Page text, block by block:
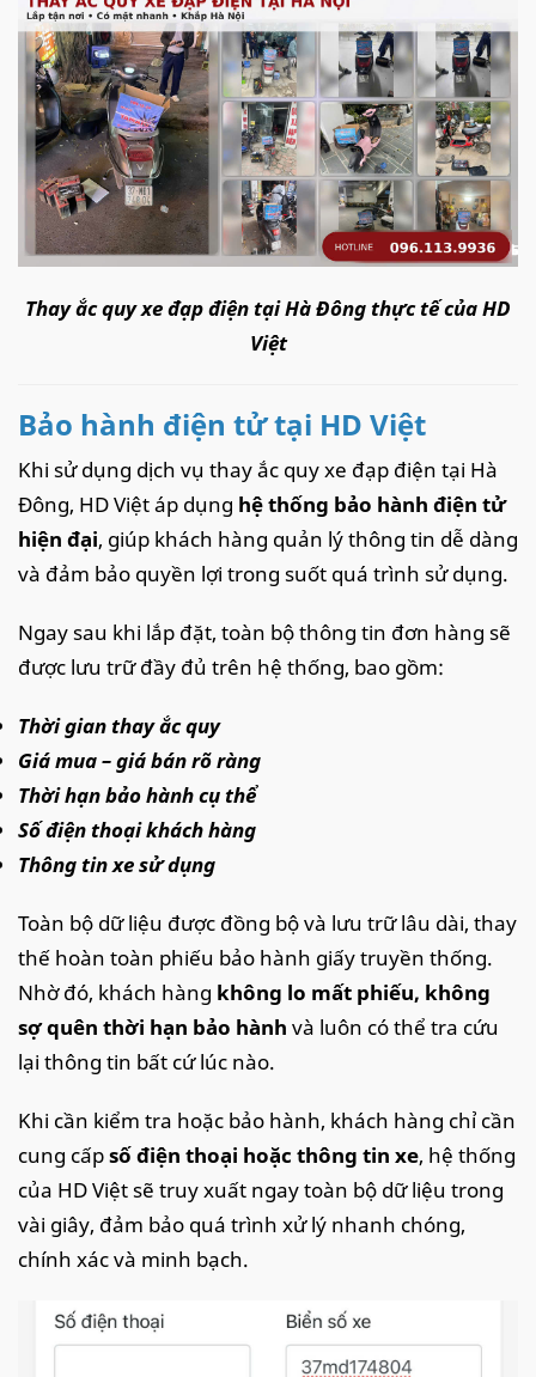
Thay ắc quy xe đạp điện tại Hà Đông thực tế của HD
Việt
Bảo hành điện tử tại HD Việt
Khi sử dụng dịch vụ thay ắc quy xe đạp điện tại Hà
Đông, HD Việt áp dụng hệ thống bảo hành điện tử
hiện đại, giúp khách hàng quản lý thông tin dễ dàng
và đảm bảo quyền lợi trong suốt quá trình sử dụng.
Ngay sau khi lắp đặt, toàn bộ thông tin đơn hàng sẽ
được lưu trữ đầy đủ trên hệ thống, bao gồm:
Thời gian thay ắc quy
Giá mua – giá bán rõ ràng
Thời hạn bảo hành cụ thể
Số điện thoại khách hàng
Thông tin xe sử dụng
Toàn bộ dữ liệu được đồng bộ và lưu trữ lâu dài, thay
thế hoàn toàn phiếu bảo hành giấy truyền thống.
Nhờ đó, khách hàng không lo mất phiếu, không
sợ quên thời hạn bảo hành và luôn có thể tra cứu
lại thông tin bất cứ lúc nào.
Khi cần kiểm tra hoặc bảo hành, khách hàng chỉ cần
cung cấpsố điện thoại hoặc thông tin xe, hệ thống
của HD Việt sẽ truy xuất ngay toàn bộ dữ liệu trong
vài giây, đảm bảo quá trình xử lý nhanh chóng,
chính xác và minh bạch.